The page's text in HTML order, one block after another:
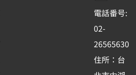
o
o
k
-
s
b
e
d
i
n
電話番号:
02-
26565630
住所：台